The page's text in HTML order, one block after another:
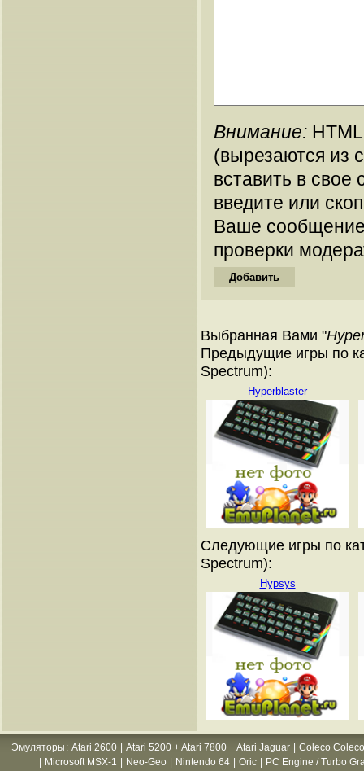
Внимание:
(вырезаются из
вставить в
введите или
Ваше
проверки
Выбранная Вами "
Предыдущие игры по
Spectrum):
Hyperblaster
Следующие игры по
Spectrum):
Hypsys
Эмуляторы : Atari 2600 Atari 5200 + Atari 7800 + Atari Jaguar
Coleco
Microsoft MSX-1 Neo-Geo Nintendo 64 Oric PC Engine / Turbo